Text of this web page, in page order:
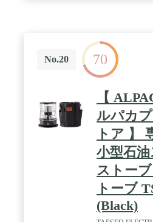
No.20 70
【
ルパカ
トア 】
小型石
ストー
トーブ
(Black)